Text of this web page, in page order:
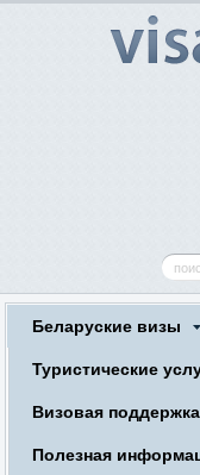
Беларуские визы
Туристические
Визовая поддержка
Полезная